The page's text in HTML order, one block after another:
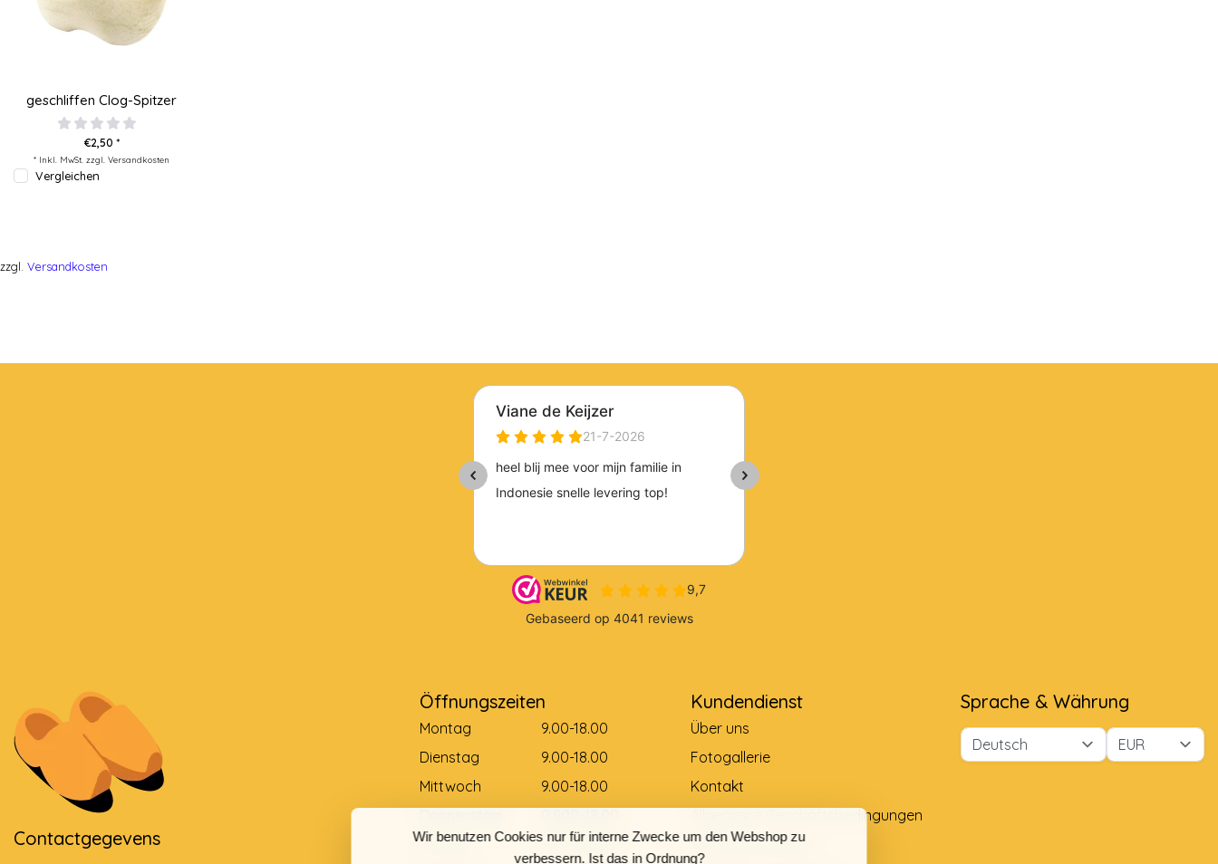
Wir benutzen Cookies nur für interne Zwecke um den Webshop zu
verbessern. Ist das in Ordnung?
geschliffen Clog-Spitzer
€2,50 *
* Inkl. MwSt. zzgl. Versandkosten
Vergleichen
zzgl. Versandkosten
Contactgegevens
Öffnungszeiten
Montag
9.00-18.00
Dienstag
9.00-18.00
Mittwoch
9.00-18.00
Freitag
0.900-18.00
Kundendienst
Über uns
Fotogallerie
Kontakt
Allgemeine Geschäftsbedingungen
Zahlungsmethode
Sprache & Währung